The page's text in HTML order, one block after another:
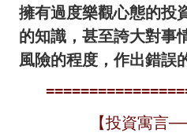
擁有過度樂觀心態的投
的知識，甚至誇大對事
風險的程度，作出錯誤
【投資寓言